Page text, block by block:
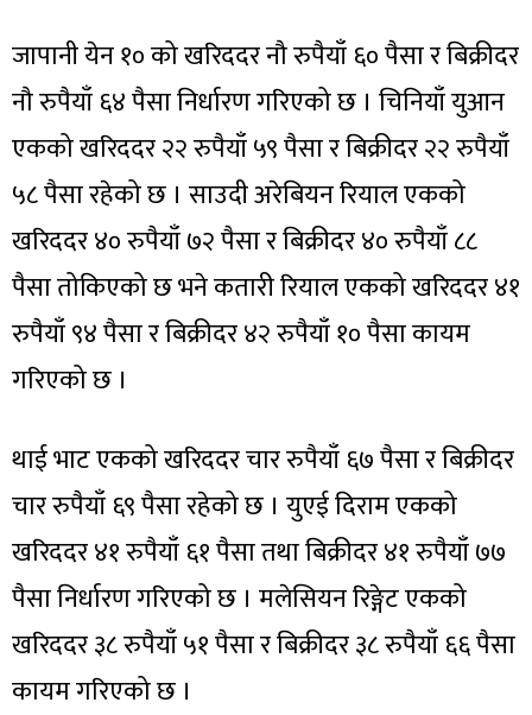
जापानी येन १० को खरिददर नौ रुपैयाँ ६० पैसा र बिक्रीदर
नौ रुपैयाँ ६४ पैसा निर्धारण गरिएको छ । चिनियाँ युआन
एकको खरिददर २२ रुपैयाँ ५९ पैसा र बिक्रीदर २२ रुपैयाँ
५८ पैसा रहेको छ । साउदी अरेबियन रियाल एकको
खरिददर ४० रुपैयाँ ७२ पैसा र बिक्रीदर ४० रुपैयाँ ८८
पैसा तोकिएको छ भने कतारी रियाल एकको खरिददर ४१
रुपैयाँ ९४ पैसा र बिक्रीदर ४२ रुपैयाँ १० पैसा कायम
गरिएको छ ।
थाई भाट एकको खरिददर चार रुपैयाँ ६७ पैसा र बिक्रीदर
चार रुपैयाँ ६९ पैसा रहेको छ । युएई दिराम एकको
खरिददर ४१ रुपैयाँ ६१ पैसा तथा बिक्रीदर ४१ रुपैयाँ ७७
पैसा निर्धारण गरिएको छ । मलेसियन रिङ्गेट एकको
खरिददर ३८ रुपैयाँ ५१ पैसा र बिक्रीदर ३८ रुपैयाँ ६६ पैसा
कायम गरिएको छ ।